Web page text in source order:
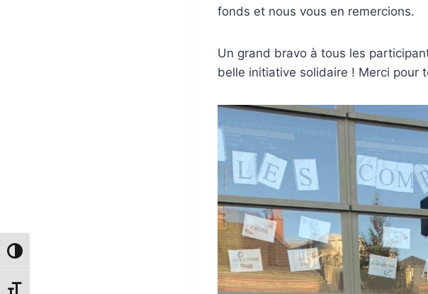
Passer en contraste élevé
fonds et nous vous en remercions.
Un grand bravo à tous les
belle initiative solidaire ! Merci pour